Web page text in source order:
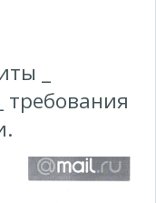
_
требования